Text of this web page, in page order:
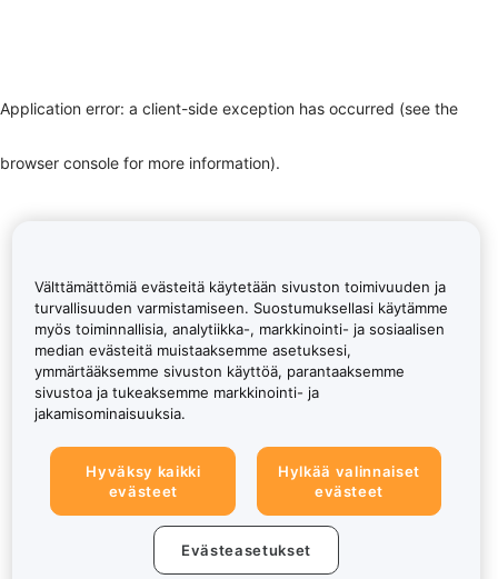
Application error: a client-side exception has occurred (see the
browser console for more information).
Välttämättömiä evästeitä käytetään sivuston toimivuuden ja
turvallisuuden varmistamiseen. Suostumuksellasi käytämme
myös toiminnallisia, analytiikka-, markkinointi- ja sosiaalisen
median evästeitä muistaaksemme asetuksesi,
ymmärtääksemme sivuston käyttöä, parantaaksemme
sivustoa ja tukeaksemme markkinointi- ja
jakamisominaisuuksia.
Hyväksy kaikki
evästeet
Hylkää valinnaiset
evästeet
Evästeasetukset